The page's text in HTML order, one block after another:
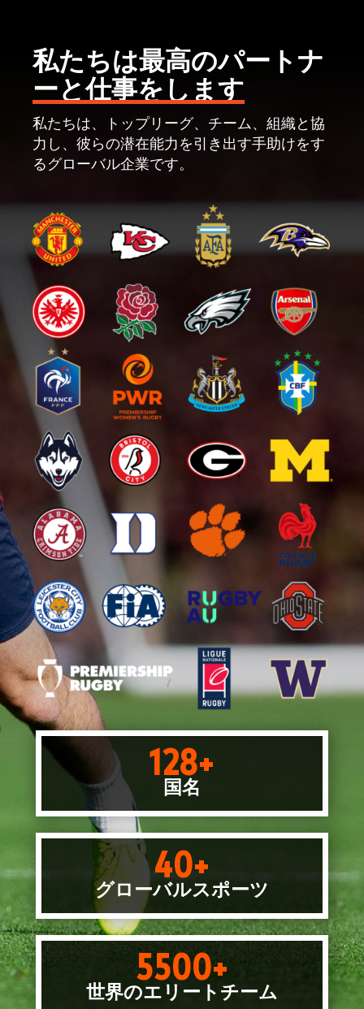
私たちは最高のパートナ
ーと仕事をします
私たちは、トップリーグ、チーム、組織と協
力し、彼らの潜在能力を引き出す手助けをす
るグローバル企業です。
128+
国名
40+
グローバルスポーツ
5500+
世界のエリートチーム